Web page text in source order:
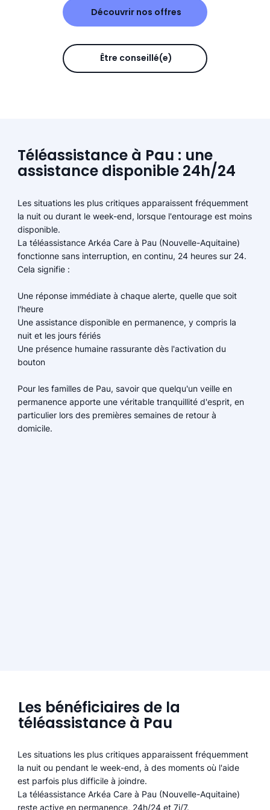
Découvrir nos offres
Être conseillé(e)
Téléassistance à Pau : une
assistance disponible 24h/24
Les situations les plus critiques apparaissent fréquemment
la nuit ou durant le week-end, lorsque l'entourage est moins
disponible.
La téléassistance Arkéa Care à Pau (Nouvelle-Aquitaine)
fonctionne sans interruption, en continu, 24 heures sur 24.
Cela signifie :
Une réponse immédiate à chaque alerte, quelle que soit
l'heure
Une assistance disponible en permanence, y compris la
nuit et les jours fériés
Une présence humaine rassurante dès l'activation du
bouton
Pour les familles de Pau, savoir que quelqu'un veille en
permanence apporte une véritable tranquillité d'esprit, en
particulier lors des premières semaines de retour à
domicile.
Les bénéficiaires de la
téléassistance à Pau
Les situations les plus critiques apparaissent fréquemment
la nuit ou pendant le week-end, à des moments où l'aide
est parfois plus difficile à joindre.
La téléassistance Arkéa Care à Pau (Nouvelle-Aquitaine)
reste active en permanence, 24h/24 et 7j/7.